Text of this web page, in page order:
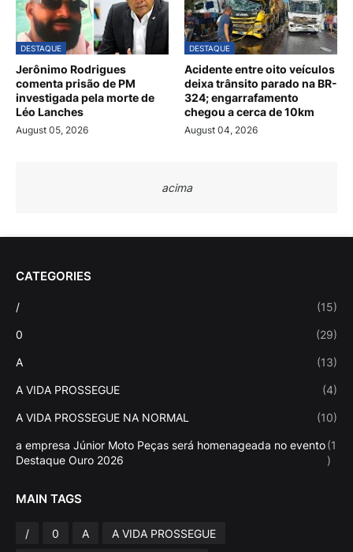
DESTAQUE
Jerônimo Rodrigues
comenta prisão de PM
investigada pela morte de
Léo Lanches
August 05, 2026
DESTAQUE
Acidente entre oito veículos
deixa trânsito parado na BR-
324; engarrafamento
chegou a cerca de 10km
August 04, 2026
acima
CATEGORIES
/ (15)
0 (29)
A (13)
A VIDA PROSSEGUE (4)
A VIDA PROSSEGUE NA NORMAL (10)
a empresa Júnior Moto Peças será homenageada no evento
Destaque Ouro 2026
(1
)
MAIN TAGS
/ 0 A
A VIDA PROSSEGUE